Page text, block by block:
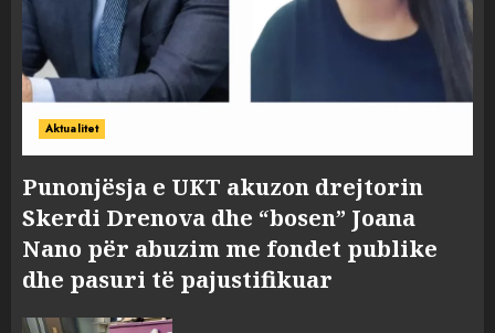
Aktualitet
Punonjësja e UKT akuzon drejtorin
Skerdi Drenova dhe “bosen” Joana
Nano për abuzim me fondet publike
dhe pasuri të pajustifikuar